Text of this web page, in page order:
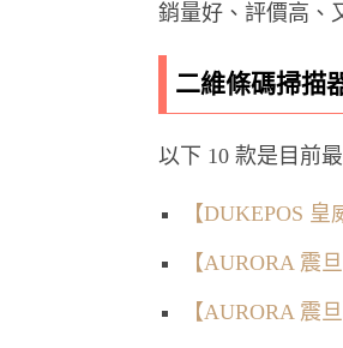
銷量好、評價高、
二維條碼掃描
以下 10 款是目前
【DUKEPOS
【AURORA 震
【AURORA 震